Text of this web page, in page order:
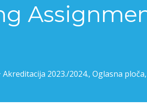
Akreditacija 2023./2024., Oglasna ploča,